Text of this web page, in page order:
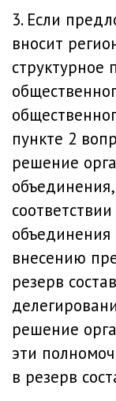
3. Если
вносит
структурное
пункте 2
решение
объединения
внесению
резерв
решение
эти
в резерв